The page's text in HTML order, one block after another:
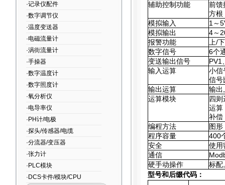
·记录仪配件
·数字调节仪
·温度变送器
·电磁流量计
·涡街流量计
·手操器
·数字温度计
·数字照度计
·氧分析仪
·电导率仪
·PH计/电极
·探头/传感器/电缆
·分流器/变压器
·张力计
·PLC模块
·DCS卡件/模块/CPU
辅助控制功能
前馈
方根
模拟输入
1 ～
模拟输出
4～
报警功能
上/
数字信号
6个
变送输出信号
PV1
输入运算
小信
信号
输出运算
输出
运算模块
四则
运算
补偿
编程方法
图形
程序容量
400
安全
使用
通信
硬手动操作
标配
型号和后缀代码：